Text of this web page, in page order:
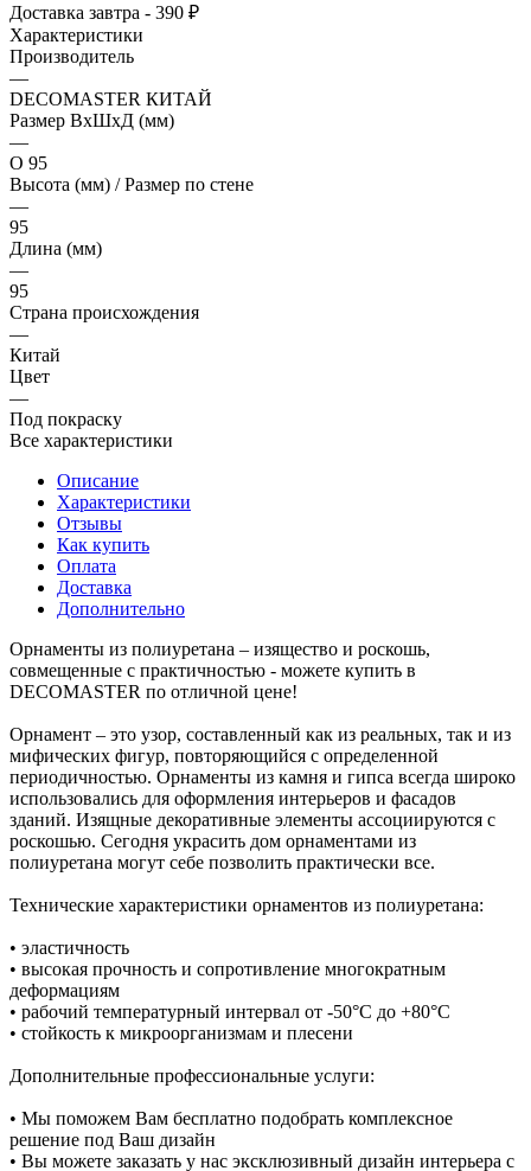
Доставка завтра - 390 ₽
Характеристики
Производитель
—
DECOMASTER КИТАЙ
Размер ВхШхД (мм)
—
О 95
Высота (мм) / Размер по стене
—
95
Длина (мм)
—
95
Страна происхождения
—
Китай
Цвет
—
Под покраску
Все характеристики
Описание
Характеристики
Отзывы
Как купить
Оплата
Доставка
Дополнительно
Орнаменты из полиуретана – изящество и роскошь,
совмещенные с практичностью - можете купить в
DECOMASTER по отличной цене!
Орнамент – это узор, составленный как из реальных, так и из
мифических фигур, повторяющийся с определенной
периодичностью. Орнаменты из камня и гипса всегда широко
использовались для оформления интерьеров и фасадов
зданий. Изящные декоративные элементы ассоциируются с
роскошью. Сегодня украсить дом орнаментами из
полиуретана могут себе позволить практически все.
Технические характеристики орнаментов из полиуретана:
• эластичность
• высокая прочность и сопротивление многократным
деформациям
• рабочий температурный интервал от -50°С до +80°С
• стойкость к микроорганизмам и плесени
Дополнительные профессиональные услуги:
• Мы поможем Вам бесплатно подобрать комплексное
решение под Ваш дизайн
• Вы можете заказать у нас эксклюзивный дизайн интерьера с